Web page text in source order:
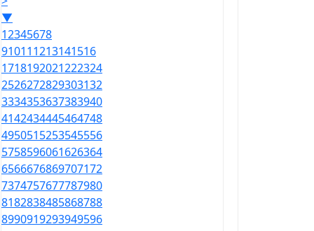
▼
12345678
910111213141516
1718192021222324
2526272829303132
3334353637383940
4142434445464748
4950515253545556
5758596061626364
6566676869707172
7374757677787980
8182838485868788
8990919293949596